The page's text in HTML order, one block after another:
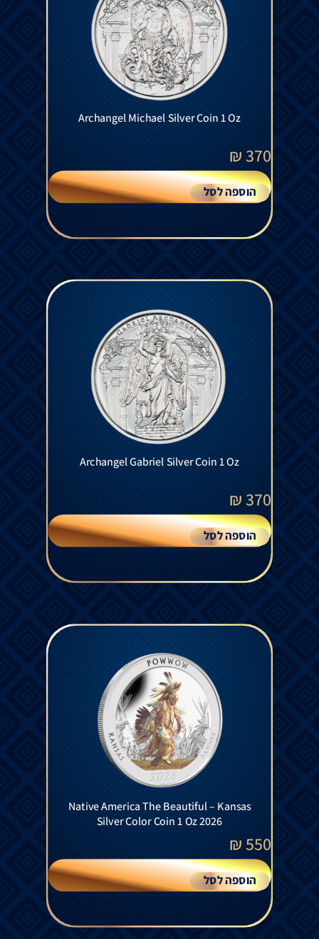
Archangel Michael Silver Coin 1 Oz
370
₪
הוספה לסל
Archangel Gabriel Silver Coin 1 Oz
370
₪
הוספה לסל
Native America The Beautiful – Kansas
Silver Color Coin 1 Oz 2026
550
₪
הוספה לסל